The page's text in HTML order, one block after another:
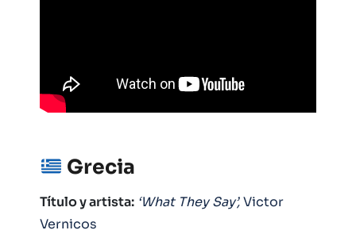
Grecia
Título y artista: ‘What They Say’,Victor
Vernicos